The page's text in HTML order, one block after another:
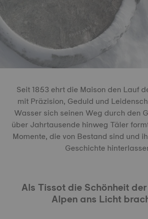
Seit 1853 ehrt die Maison den Lauf
mit Präzision, Geduld und
Wasser sich seinen Weg durch den
über Jahrtausende hinweg Täler
Momente, die von Bestand sind und
Geschichte
Als Tissot die Schönheit
Alpen ans Licht